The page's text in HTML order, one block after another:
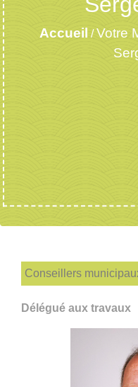
Accueil /Votre
Conseillers
Délégué aux travaux